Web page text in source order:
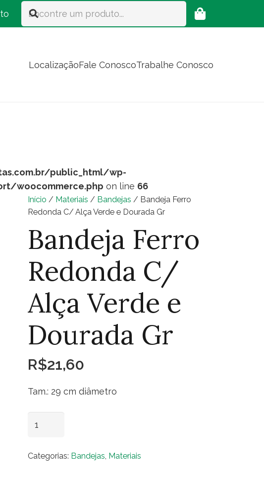
LocalizaçãoFale ConoscoTrabalhe Conosco
public_html/wp-
woocommerce.php on line 66
Início / Materiais / Bandejas / Bandeja Ferro
Redonda C/ Alça Verde e Dourada Gr
Bandeja Ferro
Redonda C/
Alça Verde e
Dourada Gr
R$21,60
Tam.: 29 cm diâmetro
C/
Categorias: Bandejas Materiais